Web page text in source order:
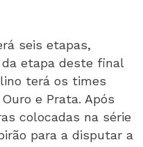
seis etapas,
etapa deste final
terá os times
e Prata. Após
colocadas na série
para a disputar a